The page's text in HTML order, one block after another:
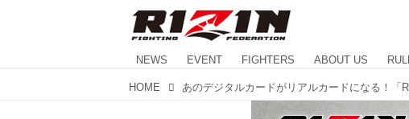
NEWS EVENT FIGHTERS ABOUT US
HOME